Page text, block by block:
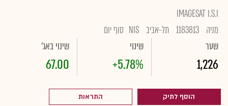
IMAGESAT I.S.I
מניה 1183813 תל-אביב NIS סוף יום
שער
1,226
שינוי
+5.78%
שינוי באג'
67.00
הוסף לתיק התראות